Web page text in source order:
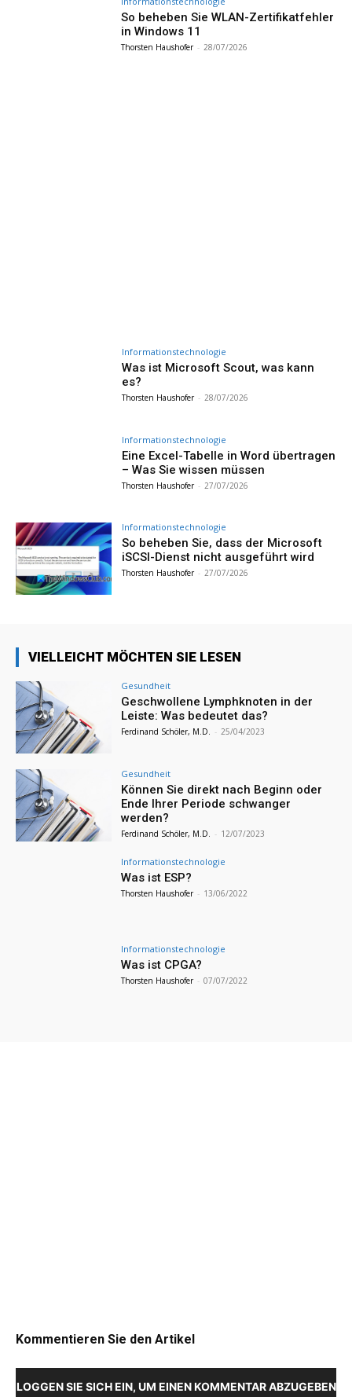
So beheben Sie WLAN-Zertifikatfehler
in Windows 11
Thorsten Haushofer - 28/07/2026
Informationstechnologie
Was ist Microsoft Scout, was kann
es?
Thorsten Haushofer - 28/07/2026
Informationstechnologie
Eine Excel-Tabelle in Word übertragen
– Was Sie wissen müssen
Thorsten Haushofer - 27/07/2026
Informationstechnologie
So beheben Sie, dass der Microsoft
iSCSI-Dienst nicht ausgeführt wird
Thorsten Haushofer - 27/07/2026
VIELLEICHT MÖCHTEN SIE LESEN
Gesundheit
Geschwollene Lymphknoten in der
Leiste: Was bedeutet das?
Ferdinand Schöler, M.D. - 25/04/2023
Gesundheit
Können Sie direkt nach Beginn oder
Ende Ihrer Periode schwanger
werden?
Ferdinand Schöler, M.D. - 12/07/2023
Informationstechnologie
Was ist ESP?
Thorsten Haushofer - 13/06/2022
Informationstechnologie
Was ist CPGA?
Thorsten Haushofer - 07/07/2022
Kommentieren Sie den Artikel
LOGGEN SIE SICH EIN, UM EINEN KOMMENTAR ABZUGEBEN